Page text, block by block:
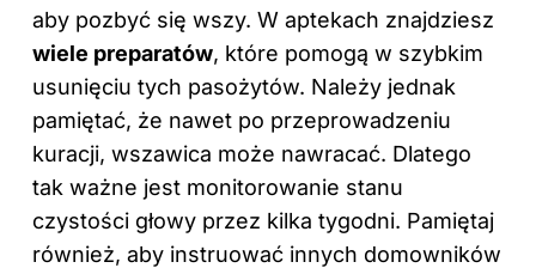
aby pozbyć się wszy. W aptekach znajdziesz
wiele preparatów, które pomogą w szybkim
usunięciu tych pasożytów. Należy jednak
pamiętać, że nawet po przeprowadzeniu
kuracji, wszawica może nawracać. Dlatego
tak ważne jest monitorowanie stanu
czystości głowy przez kilka tygodni. Pamiętaj
również, aby instruować innych domowników